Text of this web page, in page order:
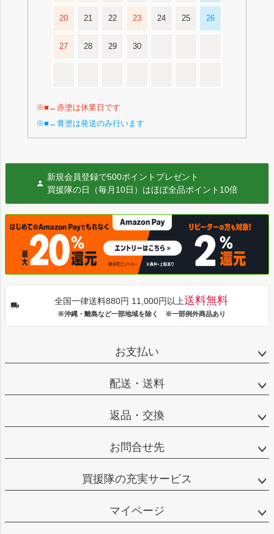
20 21 22 23 24 25 26
27 28 29 30
※■←赤塗は休業日です
※■←青塗は発送のみ行います
新規会員登録で500ポイントプレゼント
買援隊の日（毎月10日）はほぼ全品ポイント10倍
全国一律送料880円 11,000円以上送料無料
※沖縄・離島など一部地域を除く ※一部例外商品あり
お支払い
配送・送料
返品・交換
お問合せ先
買援隊の充実サービス
マイページ